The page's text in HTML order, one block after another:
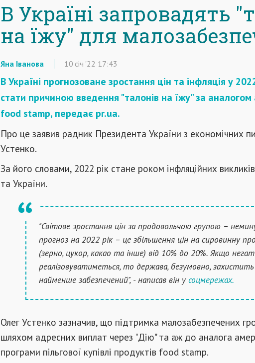
В Україні запровадять
на їжу" для
Яна Іванова 10 січ '22 17:43
В Україні прогнозоване зростання цін та інфляція у
стати причиною введення "талонів на їжу" за
food stamp, передає pr.ua.
Про це заявив радник Президента України з економічних
Устенко.
За його словами, 2022 рік стане роком інфляційних
та України.
"Світове зростання цін за продовольчою групою –
прогноз на 2022 рік – це збільшення цін на сировинну
(зерно, цукор, какао та інше) від 10% до 20%. Якщо
реалізовуватиметься, то держава, безумовно,
найменше забезпечений", - написав він усоцмережах.
Олег Устенко зазначив, що підтримка малозабезпечених
шляхом адресних виплат через "Дію" та аж до аналога
програми пільгової купівлі продуктів food stamp.